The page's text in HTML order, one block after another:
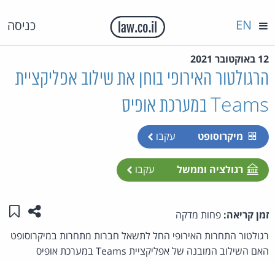
כניסה EN
12 באוקטובר 2021
הרגולטור האירופי בוחן את שילוב אפליקציית
Teams במערכת אופיס
מיקרוסופט עקבו
רגולציה וממשל עקבו
זמן קריאה: פחות מדקה שתפו
רגולטור התחרות האירופי החל לתשאל חברות מתחרות במיקרוסופט
האם השילוב המובנה של אפליקציית Teams במערכת אופיס